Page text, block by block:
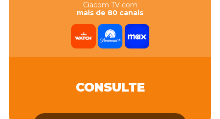
Ciacom TV com
mais de 80 canais
CONSULTE